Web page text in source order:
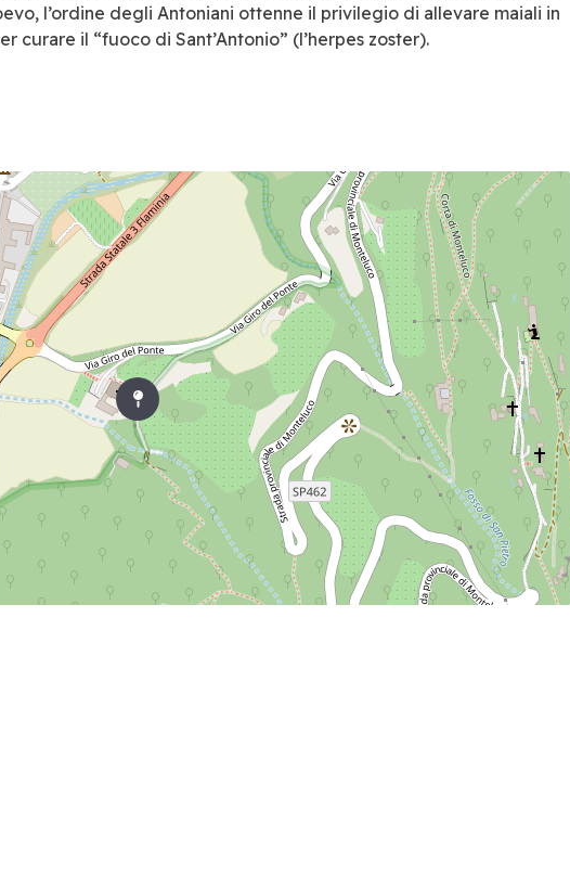
l’ordine degli Antoniani ottenne il privilegio di allevare maiali in
curare il “fuoco di Sant’Antonio” (l’herpes zoster).